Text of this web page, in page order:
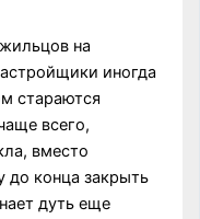
на
иногда
стараются
всего,
вместо
до конца закрыть
дуть еще